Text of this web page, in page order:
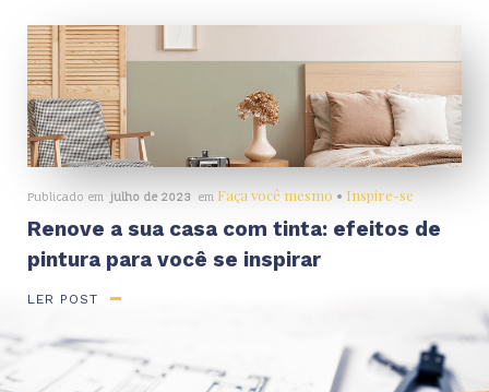
Publicado em julho de 2023 em Faça você mesmo • Inspire-se
Renove a sua casa com tinta: efeitos de
pintura para você se inspirar
LER POST